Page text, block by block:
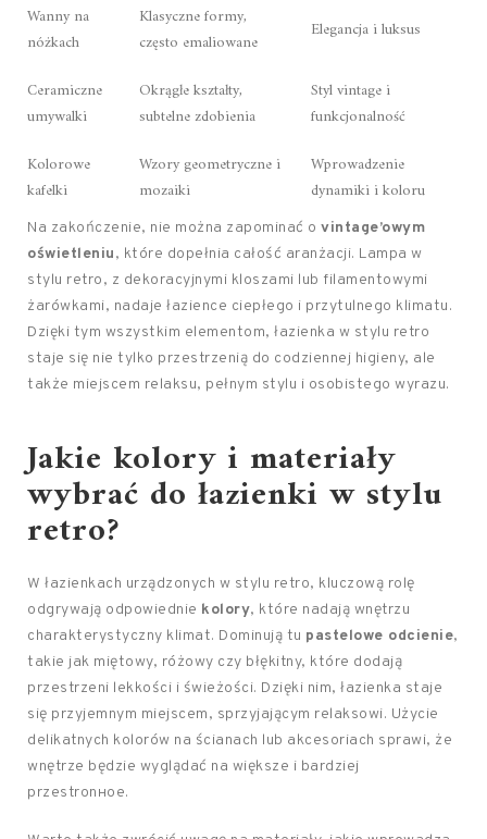
Wanny na
nóżkach
Klasyczne formy,
często emaliowane
Elegancja i luksus
Ceramiczne
umywalki
Okrągłe kształty,
subtelne zdobienia
Styl vintage i
funkcjonalność
Kolorowe
kafelki
Wzory geometryczne i
mozaiki
Wprowadzenie
dynamiki i koloru
Na zakończenie, nie można zapominać o vintage’owym
oświetleniu, które dopełnia całość aranżacji. Lampa w
stylu retro, z dekoracyjnymi kloszami lub filamentowymi
żarówkami, nadaje łazience ciepłego i przytulnego klimatu.
Dzięki tym wszystkim elementom, łazienka w stylu retro
staje się nie tylko przestrzenią do codziennej higieny, ale
także miejscem relaksu, pełnym stylu i osobistego wyrazu.
Jakie kolory i materiały
wybrać do łazienki w stylu
retro?
W łazienkach urządzonych w stylu retro, kluczową rolę
odgrywają odpowiednie kolory, które nadają wnętrzu
charakterystyczny klimat. Dominują tu pastelowe odcienie,
takie jak miętowy, różowy czy błękitny, które dodają
przestrzeni lekkości i świeżości. Dzięki nim, łazienka staje
się przyjemnym miejscem, sprzyjającym relaksowi. Użycie
delikatnych kolorów na ścianach lub akcesoriach sprawi, że
wnętrze będzie wyglądać na większe i bardziej
przestronное.